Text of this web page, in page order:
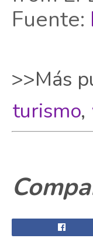
Fuente:
>>Más
turismo,